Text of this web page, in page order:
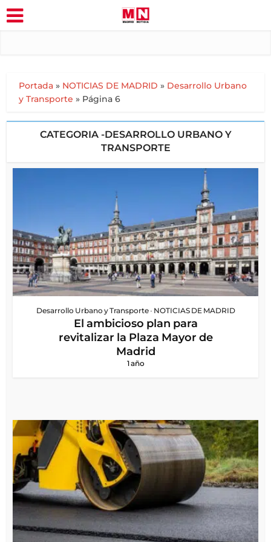
Portada » NOTICIAS DE MADRID » Desarrollo Urbano
y Transporte » Página 6
CATEGORIA -DESARROLLO URBANO Y
TRANSPORTE
Desarrollo Urbano y Transporte • NOTICIAS DE MADRID
El ambicioso plan para
revitalizar la Plaza Mayor de
Madrid
1 año